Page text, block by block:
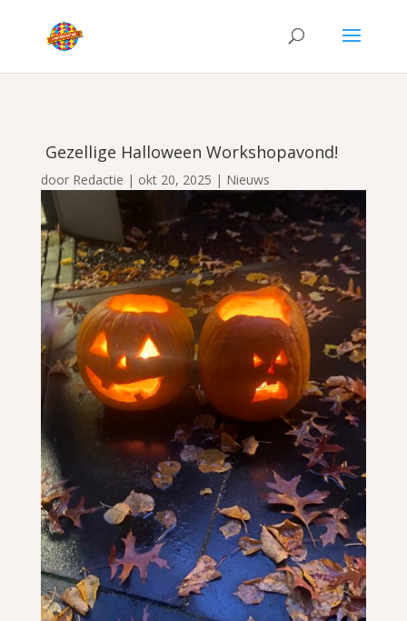
Gezellige Halloween Workshopavond!
door Redactie | okt 20, 2025 | Nieuws